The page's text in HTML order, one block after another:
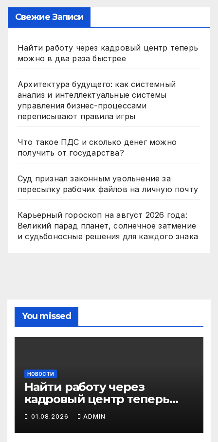
Свежие Записи
Найти работу через кадровый центр теперь
можно в два раза быстрее
Архитектура будущего: как системный
анализ и интеллектуальные системы
управления бизнес-процессами
переписывают правила игры
Что такое ПДС и сколько денег можно
получить от государства?
Суд признал законным увольнение за
пересылку рабочих файлов на личную почту
Карьерный гороскоп на август 2026 года:
Великий парад планет, солнечное затмение
и судьбоносные решения для каждого знака
You missed
НОВОСТИ
Найти работу через
кадровый центр теперь
можно в два раза быстрее
01.08.2026 ADMIN